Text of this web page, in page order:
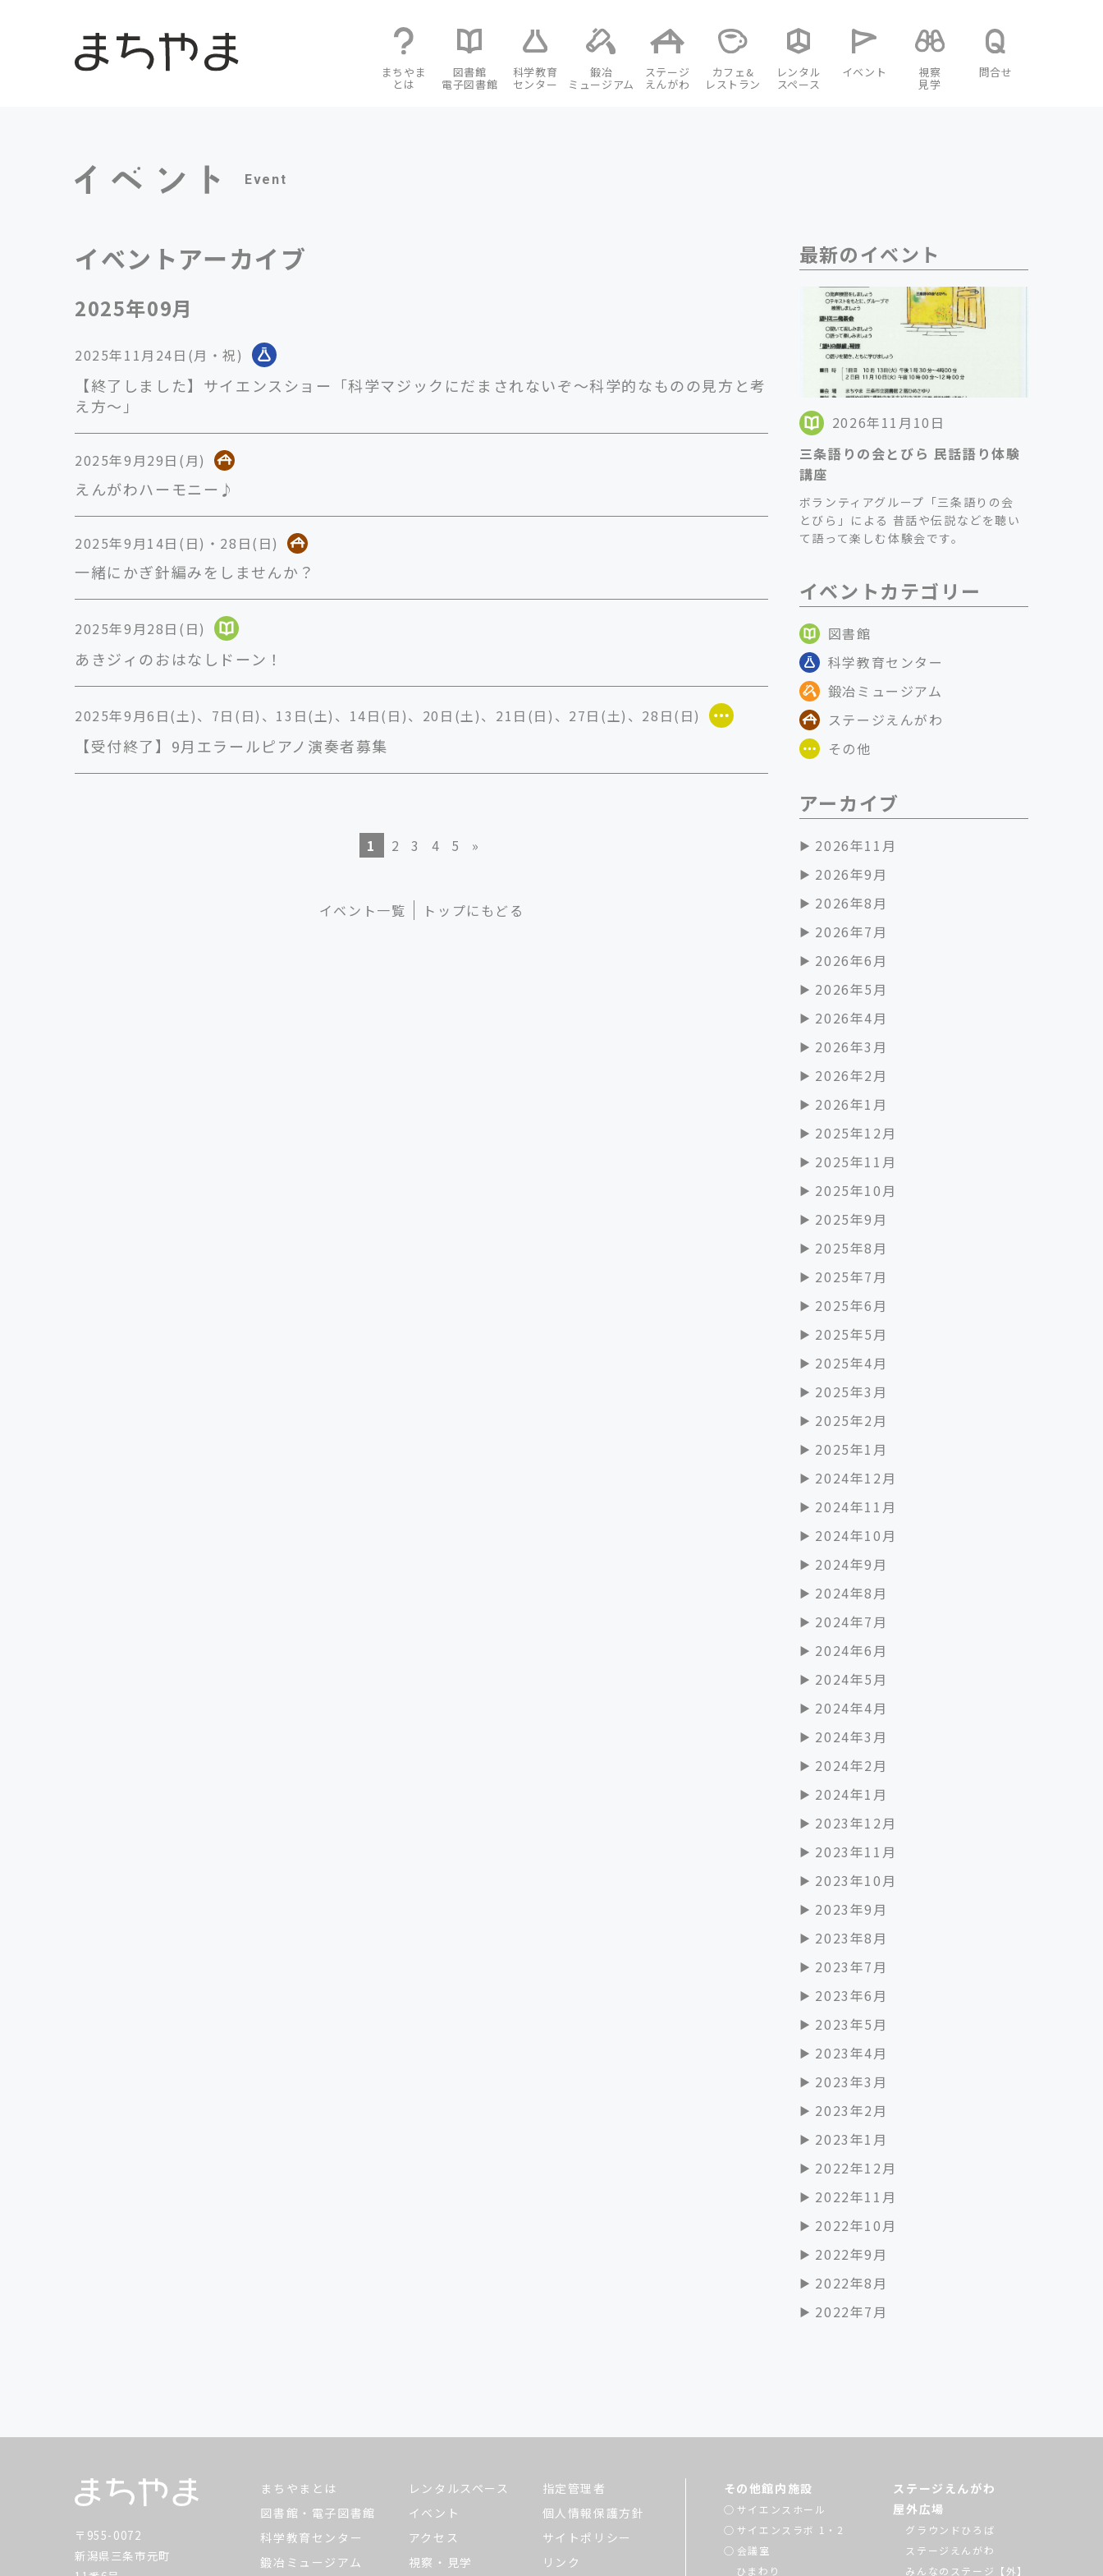
まちやま
とは
図書館
電子図書館
科学教育
センター
鍛冶
ミュージアム
ステージ
えんがわ
カフェ&
レストラン
レンタル
スペース
イベント 視察
見学
問合せ
Event
イベントアーカイブ
2025年09月
2025年11月24日(月・祝)
【終了しました】サイエンスショー「科学マジックにだまされないぞ～科学的なものの見方と考
え方～」
2025年9月29日(月)
えんがわハーモニー♪
2025年9月14日(日)・28日(日)
一緒にかぎ針編みをしませんか？
2025年9月28日(日)
あきジィのおはなしドーン！
2025年9月6日(土)、7日(日)、13日(土)、14日(日)、20日(土)、21日(日)、27日(土)、28日(日)
【受付終了】9月エラールピアノ演奏者募集
1 2 3 4 5 »
イベント一覧 トップにもどる
最新のイベント
2026年11月10日
三条語りの会とびら 民話語り体験
講座
ボランティアグループ「三条語りの会
とびら」による 昔話や伝説などを聴い
て語って楽しむ体験会です。
イベントカテゴリー
図書館
科学教育センター
鍛冶ミュージアム
ステージえんがわ
その他
アーカイブ
2026年11月
2026年9月
2026年8月
2026年7月
2026年6月
2026年5月
2026年4月
2026年3月
2026年2月
2026年1月
2025年12月
2025年11月
2025年10月
2025年9月
2025年8月
2025年7月
2025年6月
2025年5月
2025年4月
2025年3月
2025年2月
2025年1月
2024年12月
2024年11月
2024年10月
2024年9月
2024年8月
2024年7月
2024年6月
2024年5月
2024年4月
2024年3月
2024年2月
2024年1月
2023年12月
2023年11月
2023年10月
2023年9月
2023年8月
2023年7月
2023年6月
2023年5月
2023年4月
2023年3月
2023年2月
2023年1月
2022年12月
2022年11月
2022年10月
2022年9月
2022年8月
2022年7月
〒955-0072
新潟県三条市元町
まちやまとは
図書館・電子図書館
科学教育センター
鍛冶ミュージアム
レンタルスペース
イベント
アクセス
視察・見学
指定管理者
個人情報保護方針
サイトポリシー
リンク
その他館内施設
サイエンスホール
サイエンスラボ 1・2
会議室
ひまわり
ステージえんがわ
屋外広場
グラウンドひろば
ステージえんがわ
みんなのステージ【外】